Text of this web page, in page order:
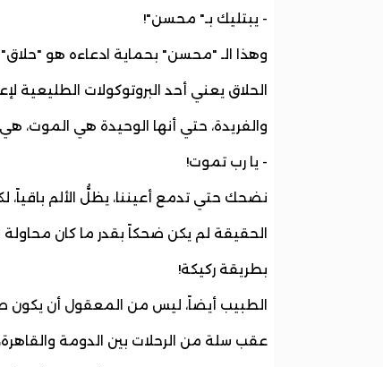
- يبتليك بـ" محسن"!
وهذا الـ "محسن" بحماية ادعاءه هو
الحلاق يعني أحد البروتوكولات الطليعية
والفريدة، حتي أنها الوحيدة هي الموت،
- يا رب تموت!
نضحك حتي تدمع أعيننا، يظلُّ الألم باقياً،
الحقيقة لم يكن ضحكاً بقدر ما كان
بطريقة ركيكة!
الطبيب أيضاً، ليس من المعقول أن يكون
عقب سلة من الرحلات بين الدومة